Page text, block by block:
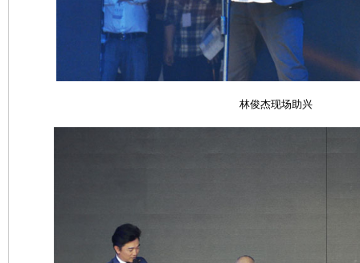
林俊杰现场助兴